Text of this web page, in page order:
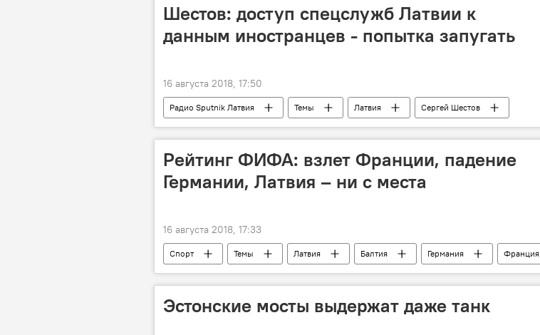
Шестов: доступ спецслужб Латвии к
данным иностранцев - попытка запугать
16 августа 2018, 17:50
Радио Sputnik Латвия Темы Латвия
Сергей Шестов
Минобороны Латвии
Рейтинг ФИФА: взлет Франции, падение
Германии, Латвия – ни с места
16 августа 2018, 17:33
Спорт Темы Латвия Балтия Германия
Франция
ФИФА
Лига наций
Эстонские мосты выдержат даже танк